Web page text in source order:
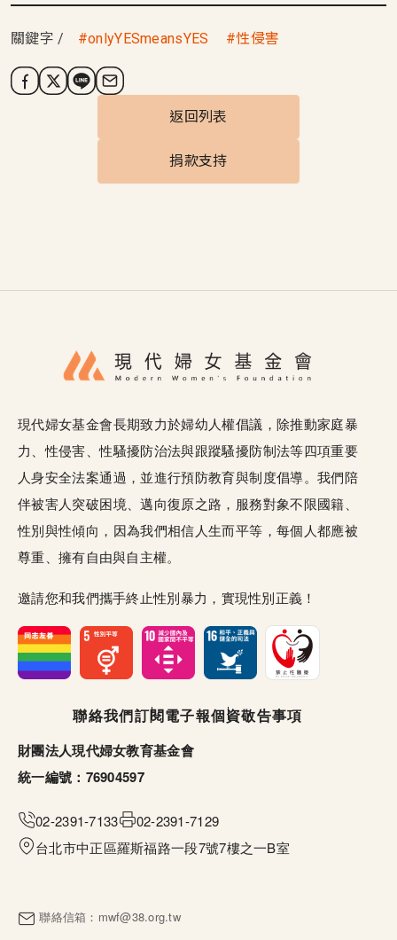
關鍵字 onlyYESmeansYES 性侵害
返回列表
捐款支持
現代婦女基金會長期致力於婦幼人權倡議，除推動家庭暴
力、性侵害、性騷擾防治法與跟蹤騷擾防制法等四項重要
人身安全法案通過，並進行預防教育與制度倡導。我們陪
伴被害人突破困境、邁向復原之路，服務對象不限國籍、
性別與性傾向，因為我們相信人生而平等，每個人都應被
尊重、擁有自由與自主權。
邀請您和我們攜手終止性別暴力，實現性別正義！
聯絡我們訂閱電子報個資敬告事項
財團法人現代婦女教育基金會
統一編號：76904597
02-2391-7133
02-2391-7129
台北市中正區羅斯福路一段7號7樓之一B室
聯絡信箱： mwf@38.org.tw